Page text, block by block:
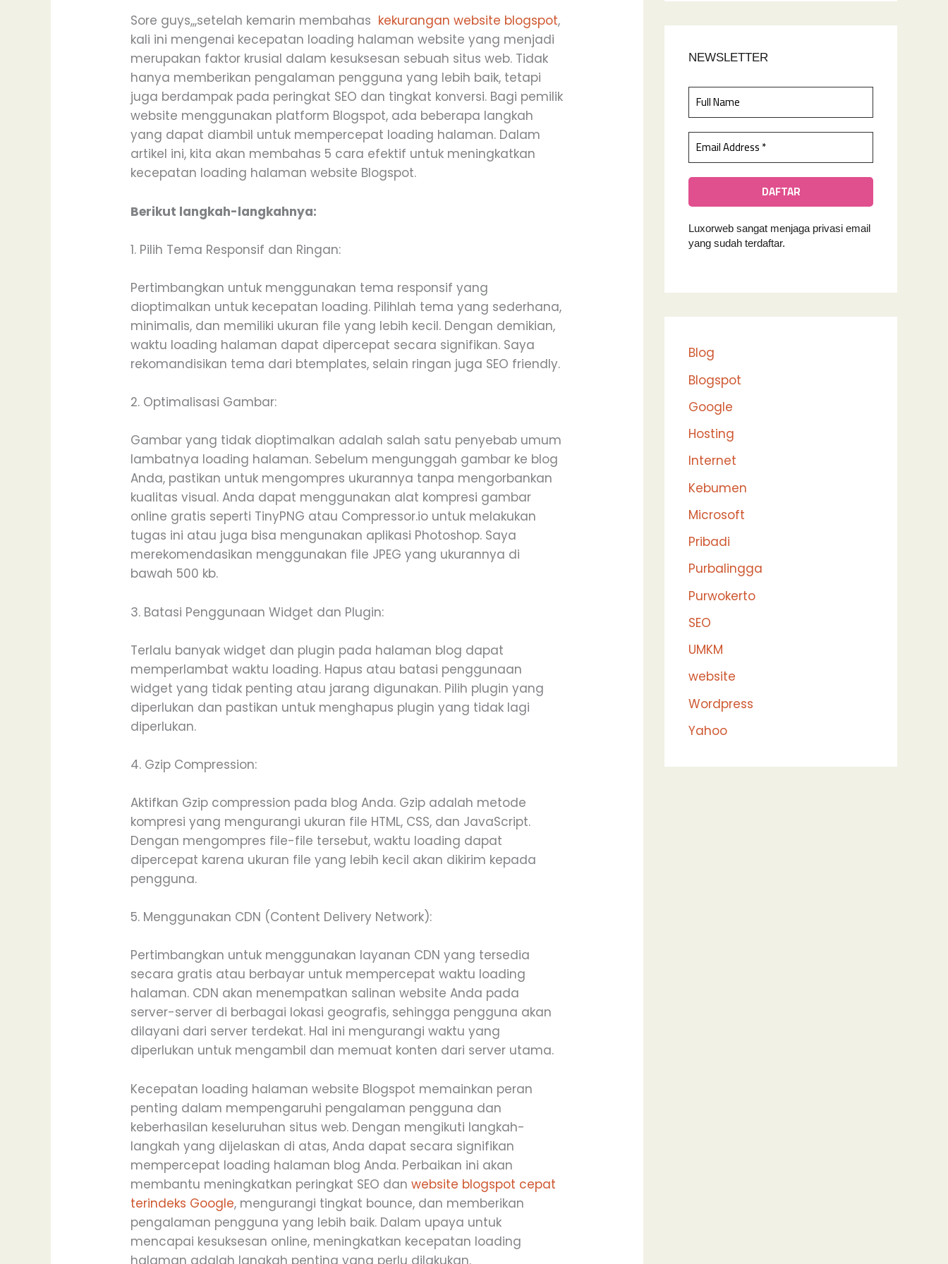
Sore guys,,,setelah kemarin membahas kekurangan website blogspot,
kali ini mengenai kecepatan loading halaman website yang menjadi
merupakan faktor krusial dalam kesuksesan sebuah situs web. Tidak
hanya memberikan pengalaman pengguna yang lebih baik, tetapi
juga berdampak pada peringkat SEO dan tingkat konversi. Bagi pemilik
website menggunakan platform Blogspot, ada beberapa langkah
yang dapat diambil untuk mempercepat loading halaman. Dalam
artikel ini, kita akan membahas 5 cara efektif untuk meningkatkan
kecepatan loading halaman website Blogspot.
Berikut langkah-langkahnya:
1. Pilih Tema Responsif dan Ringan:
Pertimbangkan untuk menggunakan tema responsif yang
dioptimalkan untuk kecepatan loading. Pilihlah tema yang sederhana,
minimalis, dan memiliki ukuran file yang lebih kecil. Dengan demikian,
waktu loading halaman dapat dipercepat secara signifikan. Saya
rekomandisikan tema dari btemplates, selain ringan juga SEO friendly.
2. Optimalisasi Gambar:
Gambar yang tidak dioptimalkan adalah salah satu penyebab umum
lambatnya loading halaman. Sebelum mengunggah gambar ke blog
Anda, pastikan untuk mengompres ukurannya tanpa mengorbankan
kualitas visual. Anda dapat menggunakan alat kompresi gambar
online gratis seperti TinyPNG atau Compressor.io untuk melakukan
tugas ini atau juga bisa mengunakan aplikasi Photoshop. Saya
merekomendasikan menggunakan file JPEG yang ukurannya di
bawah 500 kb.
3. Batasi Penggunaan Widget dan Plugin:
Terlalu banyak widget dan plugin pada halaman blog dapat
memperlambat waktu loading. Hapus atau batasi penggunaan
widget yang tidak penting atau jarang digunakan. Pilih plugin yang
diperlukan dan pastikan untuk menghapus plugin yang tidak lagi
diperlukan.
4. Gzip Compression:
Aktifkan Gzip compression pada blog Anda. Gzip adalah metode
kompresi yang mengurangi ukuran file HTML, CSS, dan JavaScript.
Dengan mengompres file-file tersebut, waktu loading dapat
dipercepat karena ukuran file yang lebih kecil akan dikirim kepada
pengguna.
5. Menggunakan CDN (Content Delivery Network):
Pertimbangkan untuk menggunakan layanan CDN yang tersedia
secara gratis atau berbayar untuk mempercepat waktu loading
halaman. CDN akan menempatkan salinan website Anda pada
server-server di berbagai lokasi geografis, sehingga pengguna akan
dilayani dari server terdekat. Hal ini mengurangi waktu yang
diperlukan untuk mengambil dan memuat konten dari server utama.
Kecepatan loading halaman website Blogspot memainkan peran
penting dalam mempengaruhi pengalaman pengguna dan
keberhasilan keseluruhan situs web. Dengan mengikuti langkah-
langkah yang dijelaskan di atas, Anda dapat secara signifikan
mempercepat loading halaman blog Anda. Perbaikan ini akan
membantu meningkatkan peringkat SEO danwebsite blogspot cepat
terindeks Google, mengurangi tingkat bounce, dan memberikan
pengalaman pengguna yang lebih baik. Dalam upaya untuk
mencapai kesuksesan online, meningkatkan kecepatan loading
halaman adalah langkah penting yang perlu dilakukan.
NEWSLETTER
Luxorweb sangat menjaga privasi email
yang sudah terdaftar.
Blog
Blogspot
Google
Hosting
Internet
Kebumen
Microsoft
Pribadi
Purbalingga
Purwokerto
SEO
UMKM
website
Wordpress
Yahoo